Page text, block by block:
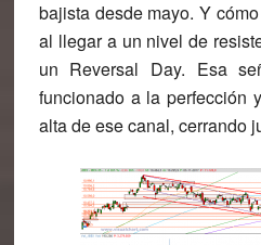
bajista desde mayo. Y
al llegar a un nivel de
un Reversal Day. Esa
funcionado a la perfección
alta de ese canal, cerrando